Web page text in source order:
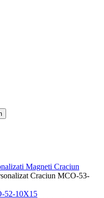
Magneti Craciun
Craciun MCO-53-